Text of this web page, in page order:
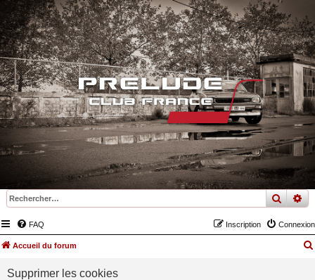
FAQ Connexion
Inscription
Accueil du forum
Supprimer les cookies